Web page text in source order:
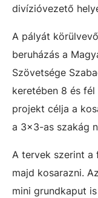
divízióvezető
A pályát
beruházás a
Szövetsége
keretében 8 és
projekt célja a
a 3x3-as szakág
A tervek szerint a
majd kosarazni.
mini grundkaput